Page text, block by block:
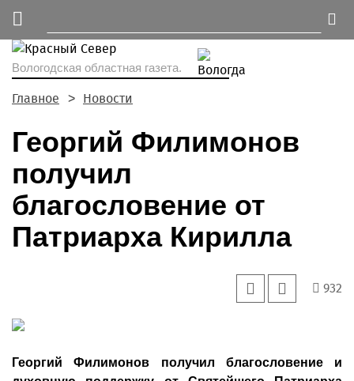
Вологодская областная газета.
Главное Новости
Георгий Филимонов
получил
благословение от
Патриарха Кирилла
932
Георгий Филимонов получил благословение и